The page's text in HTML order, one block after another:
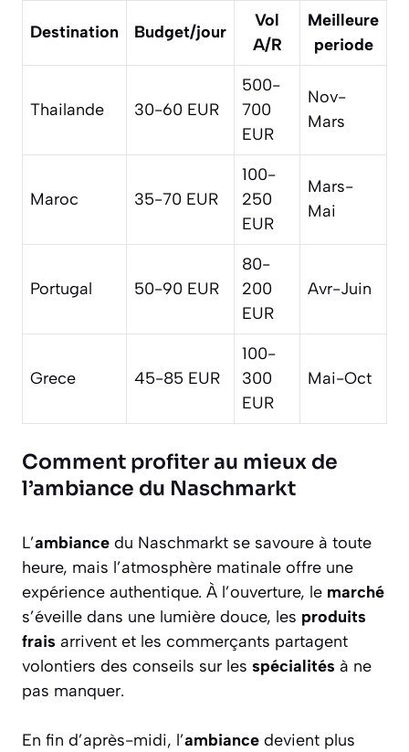
Destination Budget/jour
Vol
A/R
Meilleure
periode
Thailande 30-60 EUR
500-
700
EUR
Nov-
Mars
Maroc 35-70 EUR
100-
250
EUR
Mars-
Mai
Portugal 50-90 EUR
80-
200
EUR
Avr-Juin
Grece 45-85 EUR
100-
300
EUR
Mai-Oct
Comment profiter au mieux de
l’ambiance du Naschmarkt
L’ambiance du Naschmarkt se savoure à toute
heure, mais l’atmosphère matinale offre une
expérience authentique. À l’ouverture, le marché
s’éveille dans une lumière douce, les produits
frais arrivent et les commerçants partagent
volontiers des conseils sur les spécialités à ne
pas manquer.
En fin d’après-midi, l’ambiance devient plus